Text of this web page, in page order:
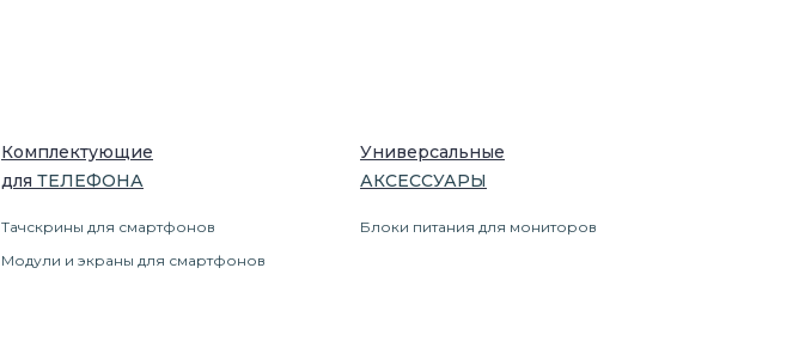
Комплектующие
для ТЕЛЕФОНА
Тачскрины для смартфонов
Модули и экраны для смартфонов
Универсальные
АКСЕССУАРЫ
Блоки питания для мониторов